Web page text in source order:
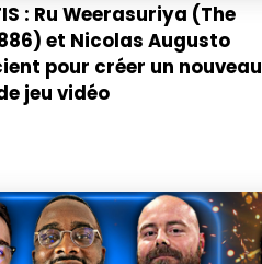
: Ru Weerasuriya (The
et Nicolas Augusto
pour créer un nouveau
jeu vidéo